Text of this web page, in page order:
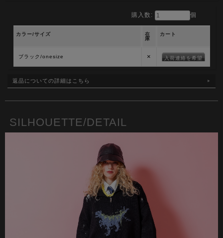
購入数: 個
カラー/サイズ
在
庫
カート
ブラック/onesize × 入荷連絡を希望
返品についての詳細はこちら
SILHOUETTE/DETAIL